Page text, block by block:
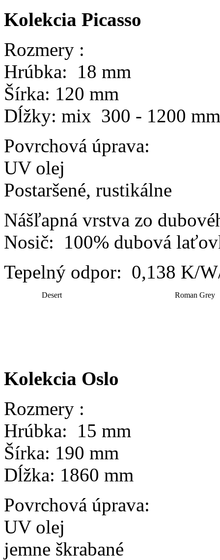
Kolekcia Picasso
Rozmery :
Hrúbka: 18 mm
Šírka: 120 mm
Dĺžky: mix 300 - 1200 mm
Povrchová úprava:
UV olej
Postaršené, rustikálne
Nášľapná vrstva zo
Nosič: 100% dubová
Tepelný odpor: 0,138 K/
Desert Roman Grey
Kolekcia Oslo
Rozmery :
Hrúbka: 15 mm
Šírka: 190 mm
Dĺžka: 1860 mm
Povrchová úprava:
UV olej
jemne škrabané